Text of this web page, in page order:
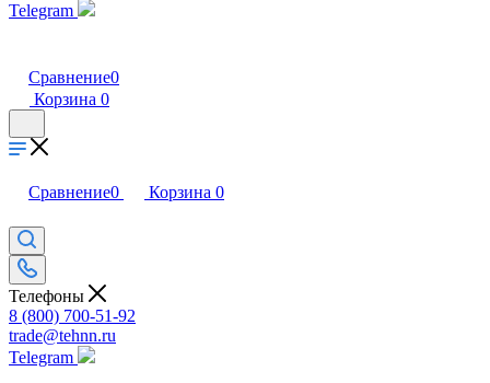
Telegram
Сравнение0
Корзина 0
Сравнение0 Корзина 0
Телефоны
8 (800) 700-51-92
trade@tehnn.ru
Telegram